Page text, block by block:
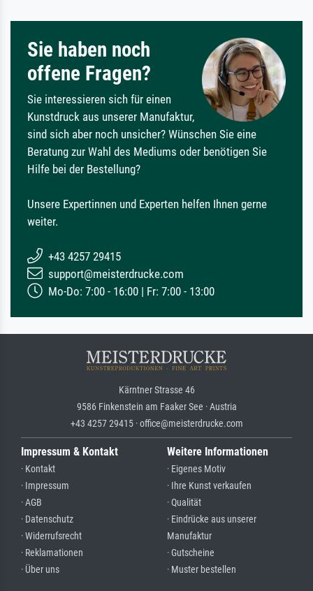
Sie haben noch
offene Fragen?
Sie interessieren sich für einen
Kunstdruck aus unserer Manufaktur,
sind sich aber noch unsicher? Wünschen Sie eine
Beratung zur Wahl des Mediums oder benötigen Sie
Hilfe bei der Bestellung?
Unsere Expertinnen und Experten helfen Ihnen gerne
weiter.
+43 4257 29415
support@meisterdrucke.com
Mo-Do: 7:00 - 16:00 | Fr: 7:00 - 13:00
Kärntner Strasse 46
9586 Finkenstein am Faaker See · Austria
+43 4257 29415 · office@meisterdrucke.com
Impressum & Kontakt
· Kontakt
· Impressum
· AGB
· Datenschutz
· Widerrufsrecht
· Reklamationen
· Über uns
Weitere Informationen
· Eigenes Motiv
· Ihre Kunst verkaufen
· Qualität
· Eindrücke aus unserer
Manufaktur
· Gutscheine
· Muster bestellen